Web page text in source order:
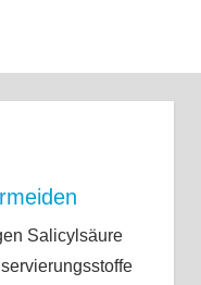
Salicylsäure